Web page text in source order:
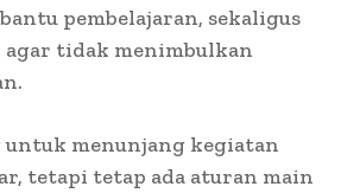
pembelajaran, sekaligus
tidak menimbulkan
menunjang kegiatan
tetapi tetap ada aturan main